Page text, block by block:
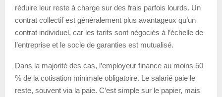
réduire leur reste à charge sur des frais parfois lourds. Un
contrat collectif est généralement plus avantageux qu’un
contrat individuel, car les tarifs sont négociés à l’échelle de
l’entreprise et le socle de garanties est mutualisé.
Dans la majorité des cas, l’employeur finance au moins 50
% de la cotisation minimale obligatoire. Le salarié paie le
reste, souvent via la paie. C’est simple sur le papier, mais